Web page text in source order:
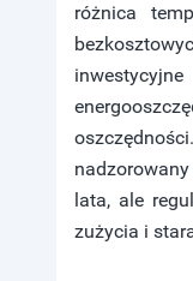
różnica
lata, ale
zużycia i